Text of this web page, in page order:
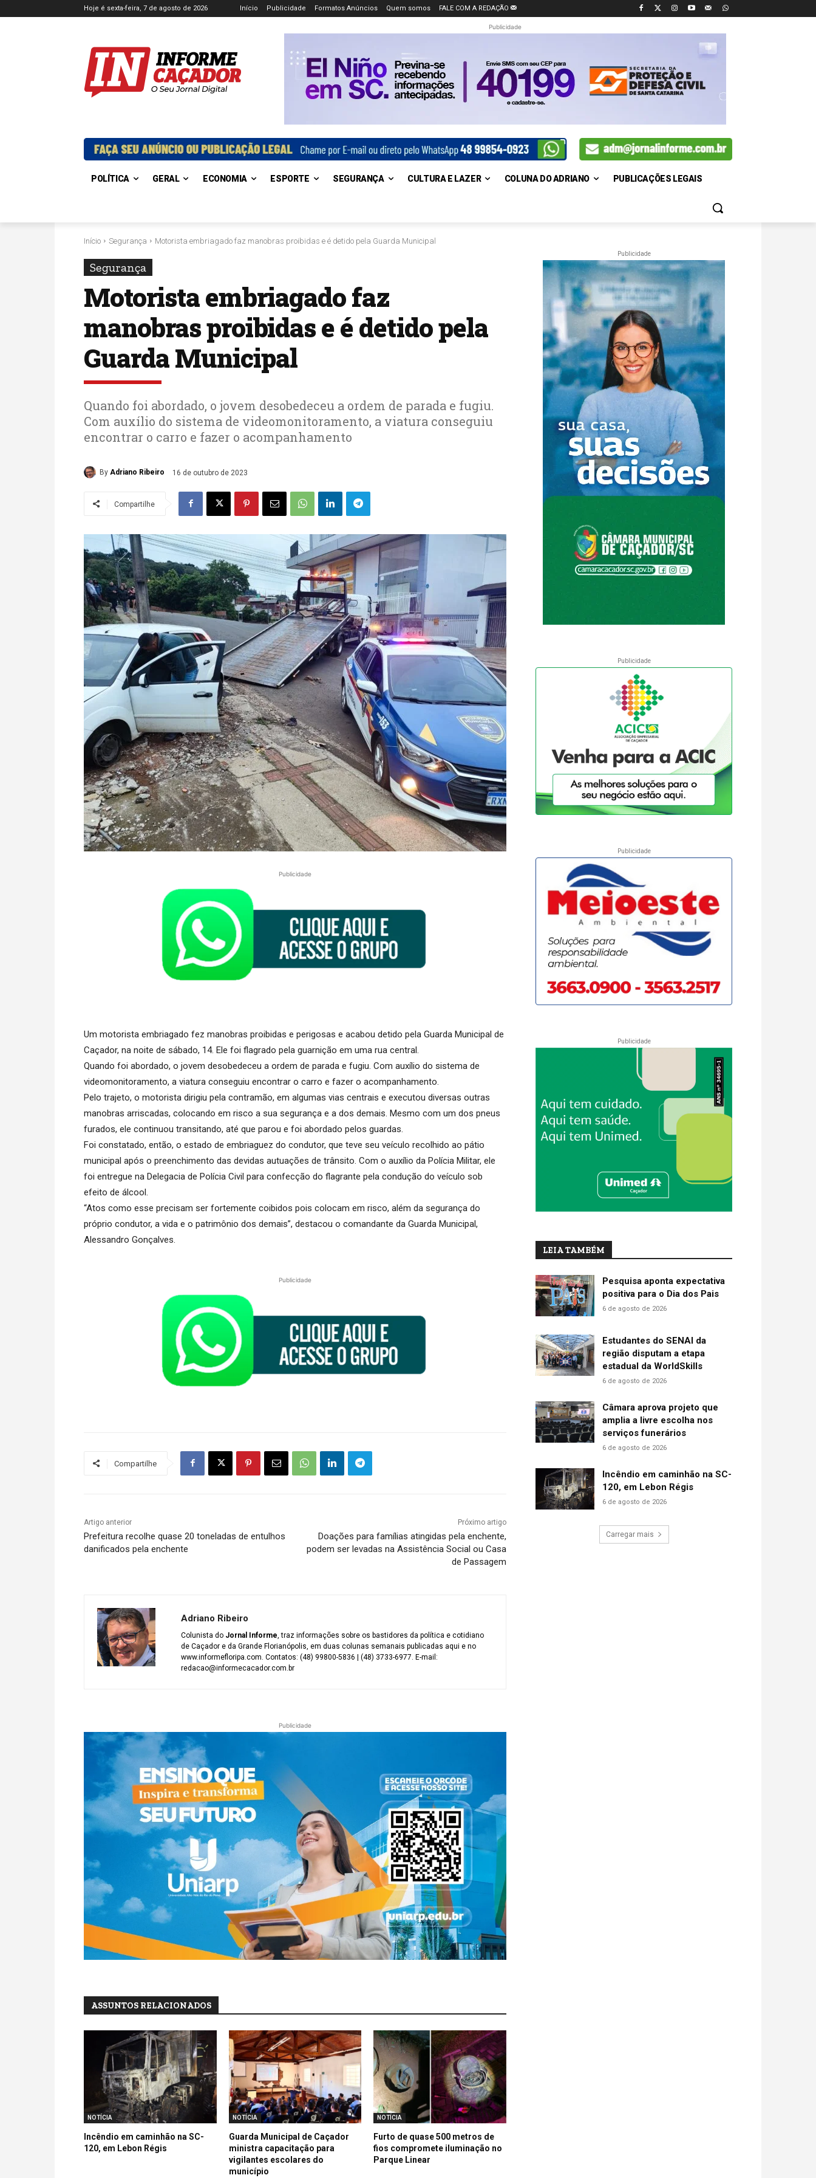
Hoje é sexta-feira, 7 de agosto de 2026 Início Publicidade Formatos Anúncios Quem somos FALE COM A REDAÇÃO
Publicidade
POLÍTICA GERAL ECONOMIA ESPORTE SEGURANÇA CULTURA E LAZER COLUNA DO ADRIANO PUBLICAÇÕES LEGAIS
Início Segurança Motorista embriagado faz manobras proibidas e é detido pela Guarda Municipal
Segurança
Motorista embriagado faz
manobras proibidas e é detido pela
Guarda Municipal
Quando foi abordado, o jovem desobedeceu a ordem de parada e fugiu.
Com auxílio do sistema de videomonitoramento, a viatura conseguiu
encontrar o carro e fazer o acompanhamento
By Adriano Ribeiro 16 de outubro de 2023
Compartilhe
Publicidade
Um motorista embriagado fez manobras proibidas e perigosas e acabou detido pela Guarda Municipal de
Caçador, na noite de sábado, 14. Ele foi flagrado pela guarnição em uma rua central.
Quando foi abordado, o jovem desobedeceu a ordem de parada e fugiu. Com auxílio do sistema de
videomonitoramento, a viatura conseguiu encontrar o carro e fazer o acompanhamento.
Pelo trajeto, o motorista dirigiu pela contramão, em algumas vias centrais e executou diversas outras
manobras arriscadas, colocando em risco a sua segurança e a dos demais. Mesmo com um dos pneus
furados, ele continuou transitando, até que parou e foi abordado pelos guardas.
Foi constatado, então, o estado de embriaguez do condutor, que teve seu veículo recolhido ao pátio
municipal após o preenchimento das devidas autuações de trânsito. Com o auxílio da Polícia Militar, ele
foi entregue na Delegacia de Polícia Civil para confecção do flagrante pela condução do veículo sob
efeito de álcool.
“Atos como esse precisam ser fortemente coibidos pois colocam em risco, além da segurança do
próprio condutor, a vida e o patrimônio dos demais”, destacou o comandante da Guarda Municipal,
Alessandro Gonçalves.
Publicidade
Compartilhe
Artigo anterior
Prefeitura recolhe quase 20 toneladas de entulhos
danificados pela enchente
Próximo artigo
Doações para famílias atingidas pela enchente,
podem ser levadas na Assistência Social ou Casa
de Passagem
Adriano Ribeiro
Colunista do Jornal Informe , traz informações sobre os bastidores da política e cotidiano
de Caçador e da Grande Florianópolis, em duas colunas semanais publicadas aqui e no
www.informefloripa.com. Contatos: (48) 99800-5836 | (48) 3733-6977. E-mail:
redacao@informecacador.com.br
Publicidade
ASSUNTOS RELACIONADOS
NOTÍCIA
Incêndio em caminhão na SC-
120, em Lebon Régis
NOTÍCIA
Guarda Municipal de Caçador
ministra capacitação para
vigilantes escolares do
município
NOTÍCIA
Furto de quase 500 metros de
fios compromete iluminação no
Parque Linear
Publicidade
Publicidade
Publicidade
Publicidade
LEIA TAMBÉM
Pesquisa aponta expectativa
positiva para o Dia dos Pais
6 de agosto de 2026
Estudantes do SENAI da
região disputam a etapa
estadual da WorldSkills
6 de agosto de 2026
Câmara aprova projeto que
amplia a livre escolha nos
serviços funerários
6 de agosto de 2026
Incêndio em caminhão na SC-
120, em Lebon Régis
6 de agosto de 2026
Carregar mais